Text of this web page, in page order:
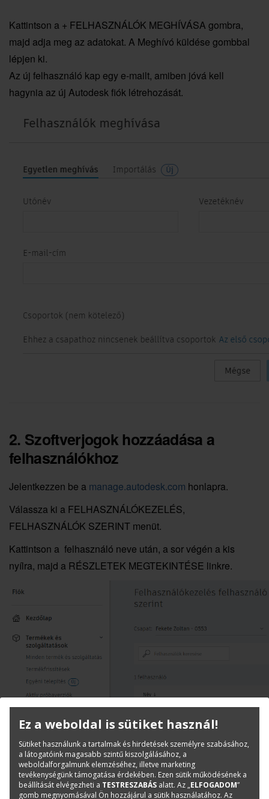
Kattintson a + FELHASZNÁLÓK MEGHÍVÁSA gombra,
majd adja meg az adatokat. A Meghívó küldése gombbal
lépjen ki.
Az új felhasználó kap egy e-mailt, amiben jóvá kell
hagynia az új Autodesk fiók létrehozását.
2. Szoftverjogok hozzáadása a
felhasználókhoz
Jelentkezzen be a manage.autodesk.com honlapra.
Válassza ki a FELHASZNÁLÓKEZELÉS,
FELHASZNÁLÓK SZERINT menüt.
Kattintson a felhasználó neve után, a sor végén a kis
nyílra, majd a RÉSZLETEK MEGTEKINTÉSE linkre.
A következő képernyőn a szoftverrel egy sorban, jobb
oldalt kattintson a HOZZÁRENDELÉS gombra.
Ez a weboldal is sütiket használ!
Sütiket használunk a tartalmak és hirdetések személyre szabásához,
a látogatóink magasabb szintű kiszolgálásához, a
weboldalforgalmunk elemzéséhez, illetve marketing
tevékenységünk támogatása érdekében. Ezen sütik működésének a
beállítását elvégezheti a TESTRESZABÁS alatt. Az „ELFOGADOM”
gomb megnyomásával Ön hozzájárul a sütik használatához. Az